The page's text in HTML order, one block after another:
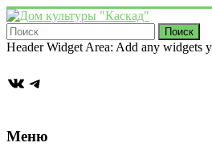
Перейти
к
содержимому
Дом
"Каскад"
в
Header Widget Area: Add any widgets
ВКонтакте
Telegram
Меню